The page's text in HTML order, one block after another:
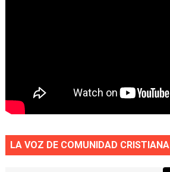
LA VOZ DE COMUNIDAD CRISTIANA